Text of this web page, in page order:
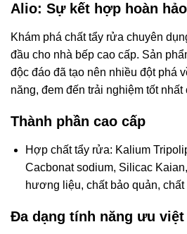
Alio: Sự kết hợp hoàn
Khám phá chất tẩy rửa chuyên
đầu cho nhà bếp cao cấp. Sản
độc đáo đã tạo nên nhiều đột phá
năng, đem đến trải nghiệm tốt
Thành phần cao cấp
Hợp chất tẩy rửa: Kalium
Cacbonat sodium, Silicac
hương liệu, chất bảo quản, chất
Đa dạng tính năng ưu việt